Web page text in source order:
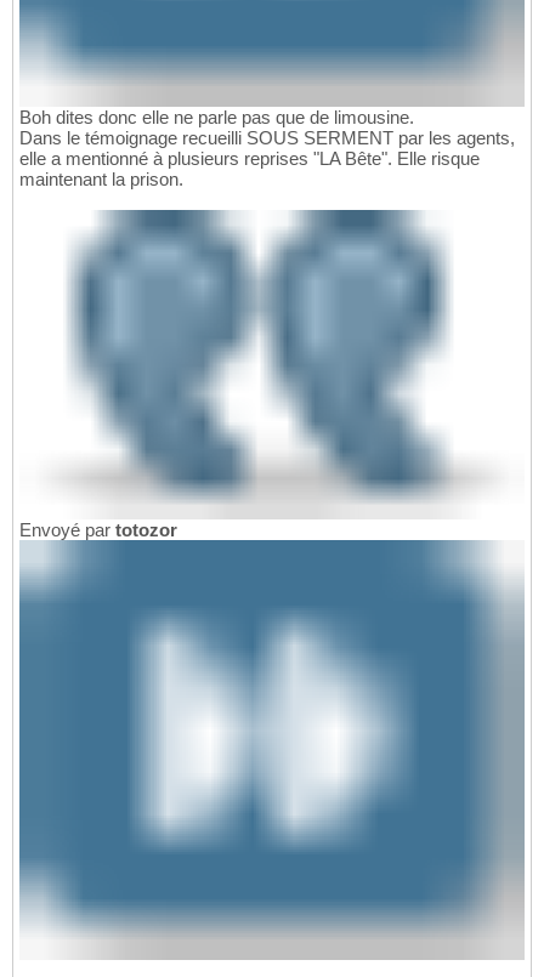
Boh dites donc elle ne parle pas que de limousine.
Dans le témoignage recueilli SOUS SERMENT par les agents,
elle a mentionné à plusieurs reprises "LA Bête". Elle risque
maintenant la prison.
Envoyé par totozor